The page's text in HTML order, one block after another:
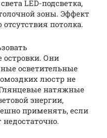
LED-подсветка,
зоны. Эффект
потолка.
островки. Они
осветительные
люстр не
натяжные
энергии,
применять, если
недостаточно.